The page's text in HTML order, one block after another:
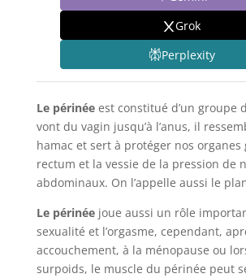
Grok
Perplexity
Le périnée est constitué d’un groupe
vont du vagin jusqu’à l’anus, il
hamac et sert à protéger nos organes
rectum et la vessie de la pression de
abdominaux. On l’appelle aussi le
Le périnéejoue aussi un rôle
sexualité et l’orgasme, cependant,
accouchement, à la ménopause ou
surpoids, le muscle du périnée peut